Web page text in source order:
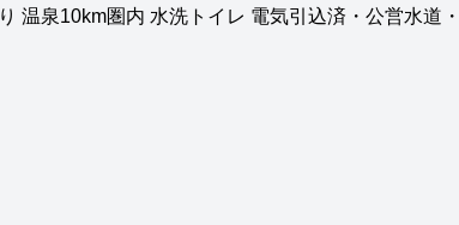
温泉10km圏内 水洗トイレ 電気引込済・公営水道